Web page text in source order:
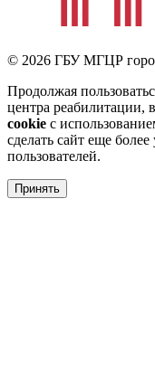
© 2026 ГБУ МГЦР
Продолжая
центра реабилитации,
cookie с
сделать сайт еще
пользователей.
Принять